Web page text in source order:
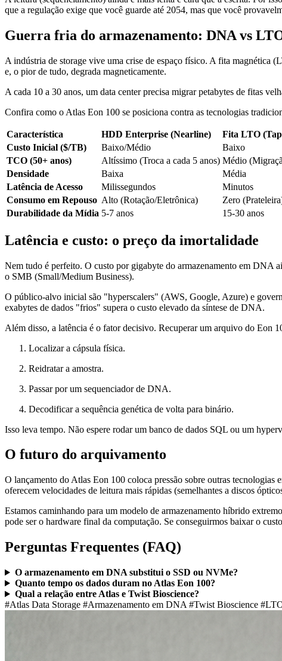
que a regulação exige que você guarde até 2054, mas que você
Guerra fria do armazenamento: DNA vs
A indústria de storage vive uma crise de espaço físico. A fita magnética
e, o pior de tudo, degrada magneticamente.
A cada 10 a 30 anos, um data center precisa migrar petabytes de fitas
Confira como o Atlas Eon 100 se posiciona contra as tecnologias
Característica HDD Enterprise (Nearline) Fita LTO
Custo Inicial ($/TB)
Baixo/Médio Baixo
TCO (50+ anos)
Altíssimo (Troca a cada 5 anos) Médio
Densidade
Baixa Média
Latência de Acesso
Milissegundos Minutos
Consumo em Repouso Alto (Rotação/Eletrônica) Zero
Durabilidade da Mídia 5-7 anos 15-30 anos
Latência e custo: o preço da imortalidade
Nem tudo é perfeito. O custo por gigabyte do armazenamento em DNA
o SMB (Small/Medium Business).
O público-alvo inicial são "hyperscalers" (AWS, Google, Azure) e
exabytes de dados "frios" supera o custo elevado da síntese de DNA.
Além disso, a latência é o fator decisivo. Recuperar um arquivo do Eon
Localizar a cápsula física.
Reidratar a amostra.
Passar por um sequenciador de DNA.
Decodificar a sequência genética de volta para binário.
Isso leva tempo. Não espere rodar um banco de dados SQL ou um
O futuro do arquivamento
O lançamento do Atlas Eon 100 coloca pressão sobre outras
oferecem velocidades de leitura mais rápidas (semelhantes a discos
Estamos caminhando para um modelo de armazenamento híbrido
pode ser o hardware final da computação. Se conseguirmos baixar o
Perguntas Frequentes (FAQ)
O armazenamento em DNA substitui o SSD ou NVMe?
Quanto tempo os dados duram no Atlas Eon 100?
Qual a relação entre Atlas e Twist Bioscience?
#Atlas Data Storage #Armazenamento em DNA #Twist Bioscience